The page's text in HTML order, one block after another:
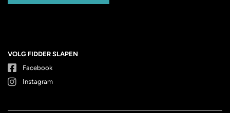
VOLG FIDDER SLAPEN
Facebook
Instagram